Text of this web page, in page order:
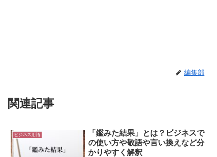
編集部
関連記事
ビジネス用語
「鑑みた結果」とは？ビジネスで
の使い方や敬語や言い換えなど分
かりやすく解釈